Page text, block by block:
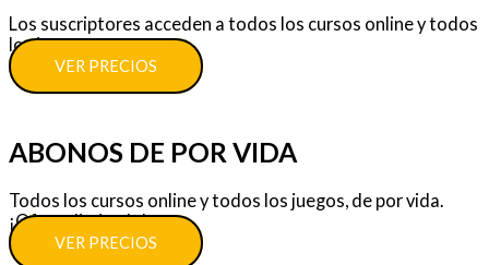
Los suscriptores acceden a todos los cursos online y todos
los juegos.
VER PRECIOS
ABONOS DE POR VIDA
Todos los cursos online y todos los juegos, de por vida.
¡Oferta limitada!
VER PRECIOS